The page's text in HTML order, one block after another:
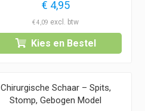
€ 4,95
€4,09
Kies en Bestel
Chirurgische Schaar – Spits,
Stomp, Gebogen Model